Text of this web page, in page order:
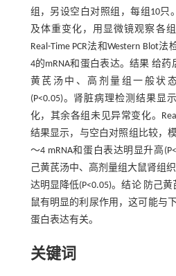
组，另设空白对照组，每组10只
及体重变化，用显微镜观察各
Real-Time PCR法和Western Blot
4的mRNA和蛋白表达。结果 给
黄芪汤中、高剂量组一般状
(P<0.05)。肾脏病理检测结果显
化，其余各组未见异常变化。
结果显示，与空白对照组比较，
～4 mRNA和蛋白表达明显升高
己黄芪汤中、高剂量组大鼠肾组织
达明显降低(P<0.05)。结论 防己
鼠有明显的利尿作用，这可能与下
蛋白表达有关。
关键词